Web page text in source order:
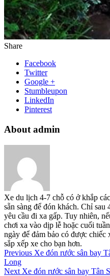
Share
Facebook
Twitter
Google +
Stumbleupon
LinkedIn
Pinterest
About admin
Xe du lịch 4-7 chỗ có ở khắp
sẵn sàng để đón khách. Chỉ
yêu cầu đi xa gấp. Tuy nhiên,
chơi xa vào dịp lễ hoặc cuối
ngày để đảm bảo có được
sắp xếp xe cho bạn hơn.
Previous Xe đón rước sân bay
Long
Next Xe đón rước sân bay Tân